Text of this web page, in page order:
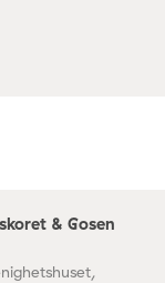
& Gosen